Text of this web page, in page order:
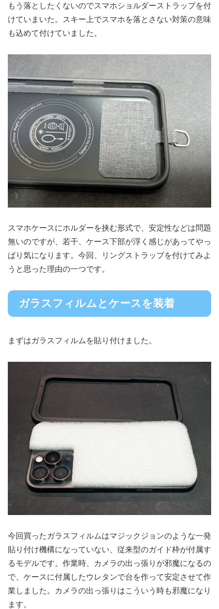
もう落としたくないのでスマホショルダーストラップを付
けていまいた。スキー上でスマホを落とさない対策の意味
も込めて付けていました。
スマホケースにホルダーを挟む形式で、安定性などは問題
無いのですが、若干、ケース下部が浮く感じがあってやっ
ぱり気になります。今回、リングストラップを付けてみよ
うと思った理由の一つです。
ガラスフィルムとケースを装着
まずはガラスフィルムを貼り付けました。
今回買ったガラスフィルムはマジックジョンのような一発
貼り付け機構になっていない、従来型のガイド枠が付属す
るモデルです。作業時、カメラの出っ張りが邪魔になるの
で、ケースに付属したウレタンで台を作って安定させて作
業しました。カメラの出っ張りはこういう時も邪魔になり
ます。